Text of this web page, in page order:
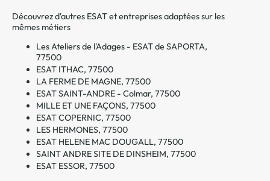
Découvrez d'autres ESAT et entreprises adaptées sur les
mêmes métiers
Les Ateliers de l'Adages - ESAT de SAPORTA,
77500
ESAT ITHAC, 77500
LA FERME DE MAGNE, 77500
ESAT SAINT-ANDRE - Colmar, 77500
MILLE ET UNE FAÇONS, 77500
ESAT COPERNIC, 77500
LES HERMONES, 77500
ESAT HELENE MAC DOUGALL, 77500
SAINT ANDRE SITE DE DINSHEIM, 77500
ESAT ESSOR, 77500